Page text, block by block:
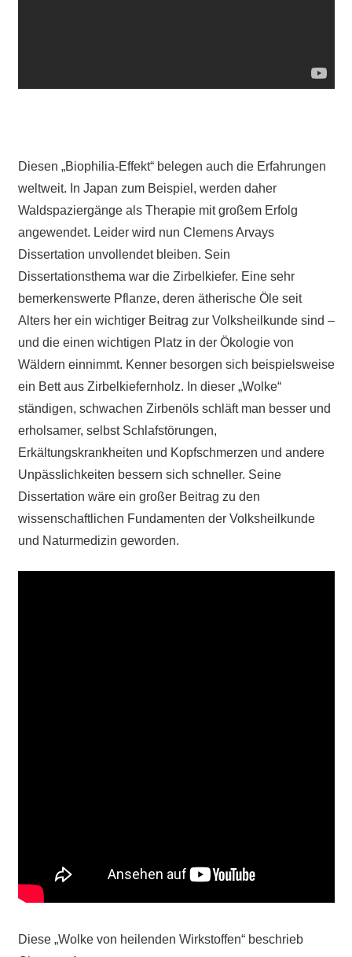
Diesen „Biophilia-Effekt“ belegen auch die Erfahrungen
weltweit. In Japan zum Beispiel, werden daher
Waldspaziergänge als Therapie mit großem Erfolg
angewendet. Leider wird nun Clemens Arvays
Dissertation unvollendet bleiben. Sein
Dissertationsthema war die Zirbelkiefer. Eine sehr
bemerkenswerte Pflanze, deren ätherische Öle seit
Alters her ein wichtiger Beitrag zur Volksheilkunde sind –
und die einen wichtigen Platz in der Ökologie von
Wäldern einnimmt. Kenner besorgen sich beispielsweise
ein Bett aus Zirbelkiefernholz. In dieser „Wolke“
ständigen, schwachen Zirbenöls schläft man besser und
erholsamer, selbst Schlafstörungen,
Erkältungskrankheiten und Kopfschmerzen und andere
Unpässlichkeiten bessern sich schneller. Seine
Dissertation wäre ein großer Beitrag zu den
wissenschaftlichen Fundamenten der Volksheilkunde
und Naturmedizin geworden.
Diese „Wolke von heilenden Wirkstoffen“ beschrieb